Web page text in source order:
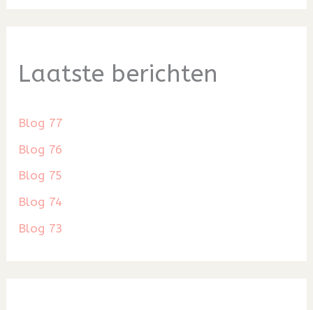
Laatste berichten
Blog 77
Blog 76
Blog 75
Blog 74
Blog 73